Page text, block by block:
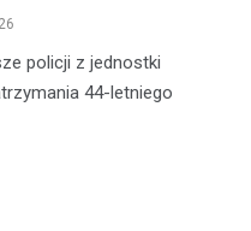
policji z jednostki
44-letniego